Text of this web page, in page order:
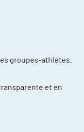
groupes-athlètes.
et en